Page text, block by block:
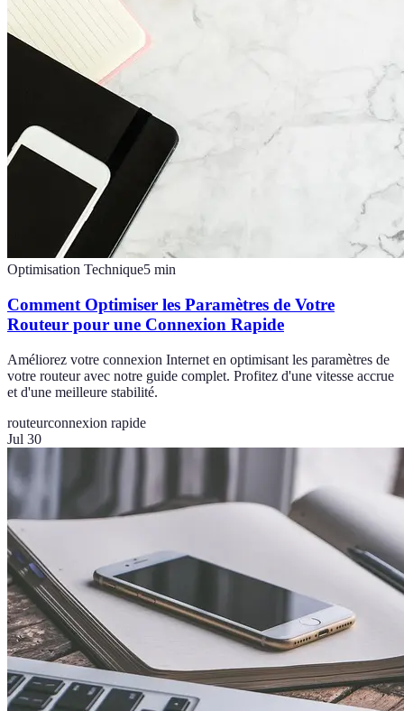
Optimisation Technique5 min
Comment Optimiser les Paramètres de Votre
Routeur pour une Connexion Rapide
Améliorez votre connexion Internet en optimisant les paramètres de
votre routeur avec notre guide complet. Profitez d'une vitesse accrue
et d'une meilleure stabilité.
routeurconnexion rapide
Jul 30